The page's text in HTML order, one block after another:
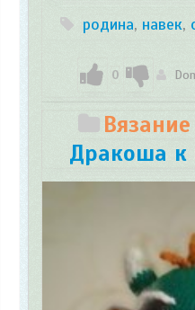
родина, навек,
0
Дракоша к